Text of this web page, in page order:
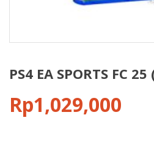
PS4 EA SPORTS FC 25
Rp1,029,000